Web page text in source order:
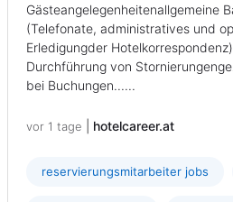
Gästeangelegenheitenallgemeine
(Telefonate, administratives und
Erledigungder
Durchführung von
bei Buchungen......
vor 1 tage hotelcareer.at
reservierungsmitarbeiter jobs